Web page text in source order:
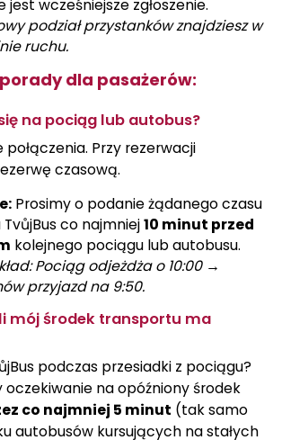
jest wcześniejsze zgłoszenie.
podział przystanków znajdziesz w
ruchu.
dla pasażerów:
na pociąg lub autobus?
Przy rezerwacji
czasową.
Prosimy o podanie żądanego czasu
co najmniej10 minut przed
kolejnego pociągu lub autobusu.
Pociąg odjeżdża o 10:00 →
przyjazd na 9:50.
mój środek transportu ma
podczas przesiadki z pociągu?
na opóźniony środek
co najmniej 5 minut (tak samo
autobusów kursujących na stałych